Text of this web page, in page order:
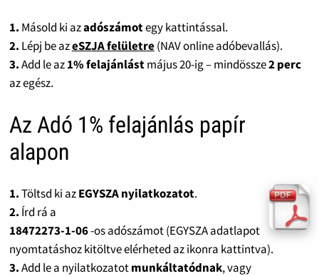
1. Másold ki azadószámotegy kattintással.
2. Lépj be azeSZJA felületre(NAV online adóbevallás).
3.Add le az1% felajánlástmájus 20-ig – mindössze2 perc
az egész.
Az Adó 1% felajánlás papír
alapon
1.Töltsd ki azEGYSZA nyilatkozatot.
2. Írd rá a
18472273-1-06-os adószámot (EGYSZA adatlapot
nyomtatáshoz kitöltve elérheted az ikonra kattintva).
3.Add le a nyilatkozatotmunkáltatódnak, vagy